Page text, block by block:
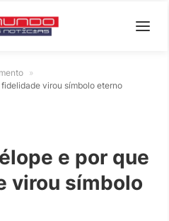
»
virou símbolo eterno
e por que
virou símbolo